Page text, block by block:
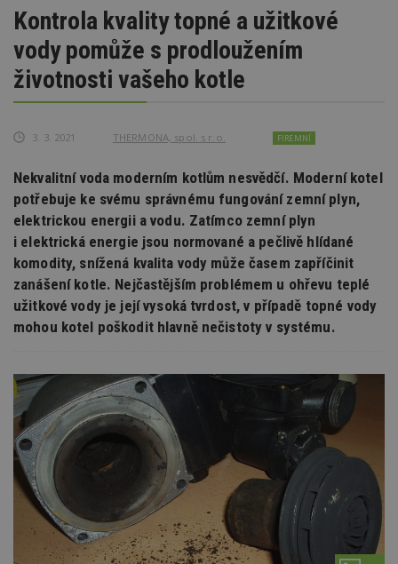
Kontrola kvality topné a užitkové
vody pomůže s prodloužením
životnosti vašeho kotle
3. 3. 2021 THERMONA, spol. s r.o. FIREMNÍ
Nekvalitní voda moderním kotlům nesvědčí. Moderní kotel
potřebuje ke svému správnému fungování zemní plyn,
elektrickou energii a vodu. Zatímco zemní plyn
i elektrická energie jsou normované a pečlivě hlídané
komodity, snížená kvalita vody může časem zapříčinit
zanášení kotle. Nejčastějším problémem u ohřevu teplé
užitkové vody je její vysoká tvrdost, v případě topné vody
mohou kotel poškodit hlavně nečistoty v systému.